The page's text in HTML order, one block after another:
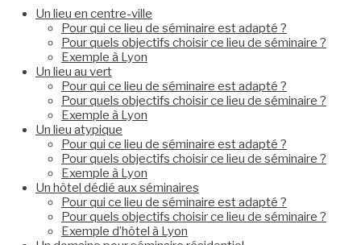
Un lieu en centre-ville
Pour qui ce lieu de séminaire est adapté ?
Pour quels objectifs choisir ce lieu de séminaire ?
Exemple à Lyon
Un lieu au vert
Pour qui ce lieu de séminaire est adapté ?
Pour quels objectifs choisir ce lieu de séminaire ?
Exemple à Lyon
Un lieu atypique
Pour qui ce lieu de séminaire est adapté ?
Pour quels objectifs choisir ce lieu de séminaire ?
Exemple à Lyon
Un hôtel dédié aux séminaires
Pour qui ce lieu de séminaire est adapté ?
Pour quels objectifs choisir ce lieu de séminaire ?
Exemple d’hôtel à Lyon